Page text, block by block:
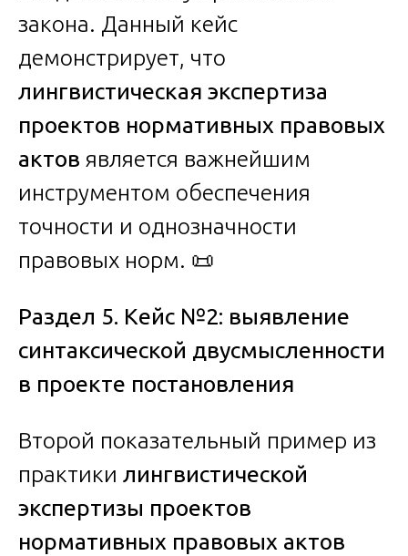
закона. Данный кейс
демонстрирует, что
лингвистическая экспертиза
проектов нормативных правовых
актов является важнейшим
инструментом обеспечения
точности и однозначности
правовых норм. 📜
Раздел 5. Кейс №2: выявление
синтаксической двусмысленности
в проекте постановления
Второй показательный пример из
практики лингвистической
экспертизы проектов
нормативных правовых актов